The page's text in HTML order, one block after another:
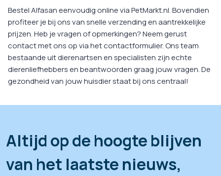
Bestel Alfasan eenvoudig online via PetMarkt.nl. Bovendien
profiteer je bij ons van snelle verzending en aantrekkelijke
prijzen. Heb je vragen of opmerkingen? Neem gerust
contact met ons op via het contactformulier. Ons team
bestaande uit dierenartsen en specialisten zijn echte
dierenliefhebbers en beantwoorden graag jouw vragen. De
gezondheid van jouw huisdier staat bij ons centraal!
Altijd op de hoogte blijven
van het laatste nieuws,